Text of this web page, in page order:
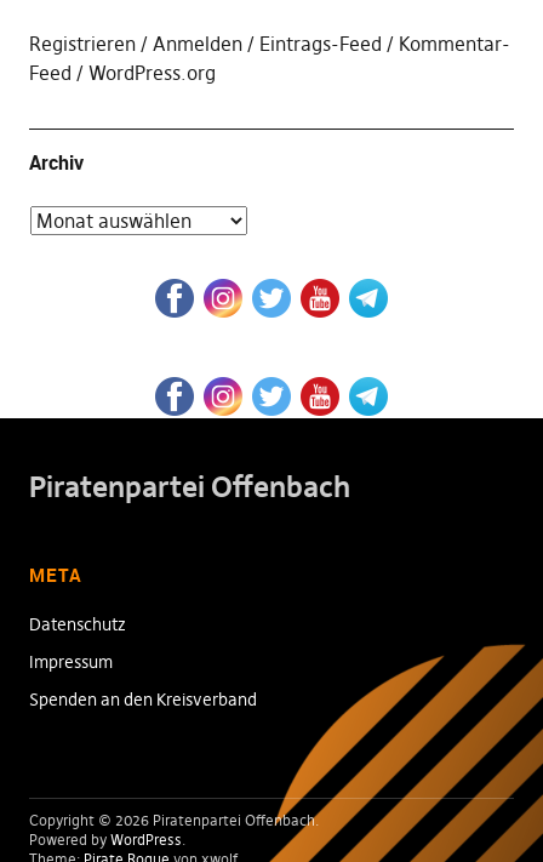
Registrieren Anmelden Eintrags-Feed
Kommentar-
Feed
WordPress.org
Archiv
Piratenpartei Offenbach
META
Datenschutz
Impressum
Spenden an den Kreisverband
Copyright © 2026 Piratenpartei Offenbach
Powered by WordPress